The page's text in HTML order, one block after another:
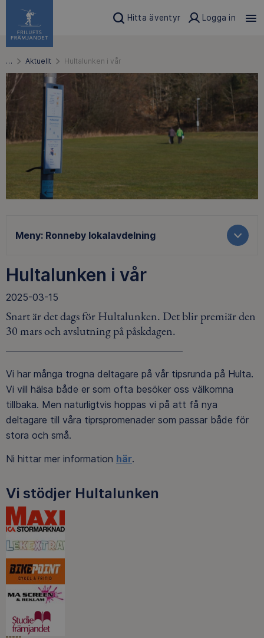
Hitta äventyr Logga in
… Aktuellt Hultalunken i vår
Meny: Ronneby lokalavdelning
Hultalunken i vår
2025-03-15
Snart är det dags för Hultalunken. Det blir premiär den
30 mars och avslutning på påskdagen.
Vi har många trogna deltagare på vår tipsrunda på Hulta.
Vi vill hälsa både er som ofta besöker oss välkomna
tillbaka. Men naturligtvis hoppas vi på att få nya
deltagare till våra tiprspromenader som passar både för
stora och små.
Ni hittar mer information här.
Vi stödjer Hultalunken